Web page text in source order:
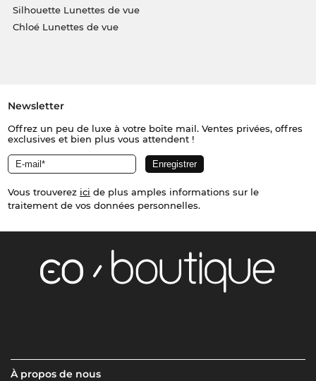
Silhouette Lunettes de vue
Chloé Lunettes de vue
Newsletter
Offrez un peu de luxe à votre boîte mail. Ventes privées, offres
exclusives et bien plus vous attendent !
Vous trouverez ici de plus amples informations sur le
traitement de vos données personnelles.
À propos de nous